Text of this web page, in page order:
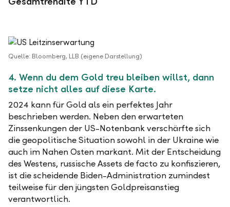
Quelle: Bloomberg, LLB (eigene Darstellung)
4. Wenn du dem Gold treu bleiben willst, dann
setze nicht alles auf diese Karte.
2024 kann für Gold als ein perfektes Jahr
beschrieben werden. Neben den erwarteten
Zinssenkungen der US-Notenbank verschärfte sich
die geopolitische Situation sowohl in der Ukraine wie
auch im Nahen Osten markant. Mit der Entscheidung
des Westens, russische Assets de facto zu konfiszieren,
ist die scheidende Biden-Administration zumindest
teilweise für den jüngsten Goldpreisanstieg
verantwortlich.